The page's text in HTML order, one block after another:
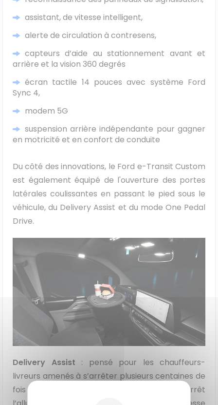
assistant, de vitesse intelligent,
alerte de circulation à contresens,
capteurs d’aide au stationnement avant et
arrière et la vision 360 degrés
écran tactile 14 pouces avec système Ford
Sync 4,
modem 5G
suspension arrière indépendante pour gagner
en motricité et en confort de conduite
Du côté des innovations, le Ford e-Transit Custom
est également équipé de l'ouverture des portes
latérales coulissantes en passant le pied sous le
véhicule, du Delivery Assist et du mode One Pedal
Drive.
Delivery Assist : pensé pour les chauffeurs-
livreurs amenés à s’arrêter plusieurs centaines de
fois par jour, cette option permet à chaque arrêt